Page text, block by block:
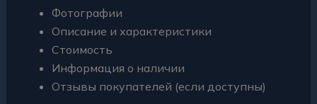
Фотографии
Описание и характеристики
Стоимость
Информация о наличии
Отзывы покупателей (если доступны)